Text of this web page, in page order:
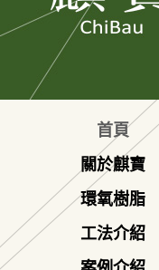
首頁
關於麒寶
環氧樹脂
工法介紹